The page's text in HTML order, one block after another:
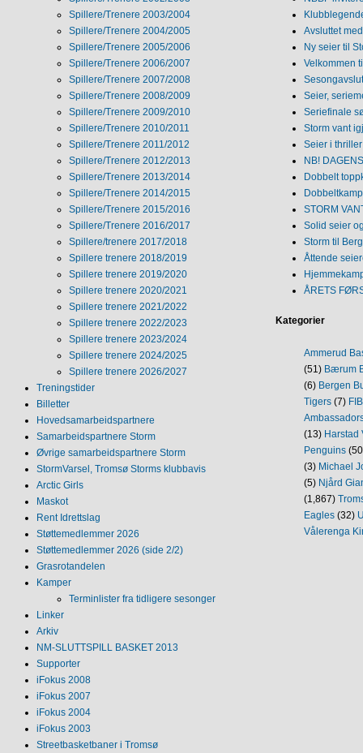
Spillere/Trenere 2003/2004
Spillere/Trenere 2004/2005
Spillere/Trenere 2005/2006
Spillere/Trenere 2006/2007
Spillere/Trenere 2007/2008
Spillere/Trenere 2008/2009
Spillere/Trenere 2009/2010
Spillere/Trenere 2010/2011
Spillere/Trenere 2011/2012
Spillere/Trenere 2012/2013
Spillere/Trenere 2013/2014
Spillere/Trenere 2014/2015
Spillere/Trenere 2015/2016
Spillere/Trenere 2016/2017
Spillere/trenere 2017/2018
Spillere trenere 2018/2019
Spillere trenere 2019/2020
Spillere trenere 2020/2021
Spillere trenere 2021/2022
Spillere trenere 2022/2023
Spillere trenere 2023/2024
Spillere trenere 2024/2025
Spillere trenere 2026/2027
Treningstider
Billetter
Hovedsamarbeidspartnere
Samarbeidspartnere Storm
Øvrige samarbeidspartnere Storm
StormVarsel, Tromsø Storms klubbavis
Arctic Girls
Maskot
Rent Idrettslag
Støttemedlemmer 2026
Støttemedlemmer 2026 (side 2/2)
Grasrotandelen
Kamper
Terminlister fra tidligere sesonger
Linker
Arkiv
NM‐SLUTTSPILL BASKET 2013
Supporter
iFokus 2008
iFokus 2007
iFokus 2004
iFokus 2003
Streetbasketbaner i Tromsø
Avsluttet
Ny seier til
Velkommen
Seier,
Seriefinale
Storm vant
Seier i
NB!
Dobbelt
STORM
Solid seier
Storm til
Åttende
ÅRETS
Kategorier
Ammerud
(51) Bærum
(6) Bergen
Tigers (7)
(13) Harstad
Penguins
(3) Michael
(5) Njård
(1,867)
Eagles (32)
Vålerenga